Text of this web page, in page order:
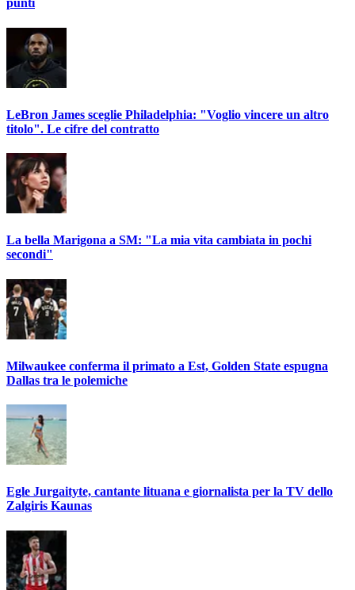
punti
LeBron James sceglie Philadelphia: "Voglio vincere un altro
titolo". Le cifre del contratto
La bella Marigona a SM: "La mia vita cambiata in pochi
secondi"
Milwaukee conferma il primato a Est, Golden State espugna
Dallas tra le polemiche
Egle Jurgaityte, cantante lituana e giornalista per la TV dello
Zalgiris Kaunas